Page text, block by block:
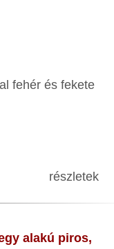
fehér és fekete
részletek
alakú piros,